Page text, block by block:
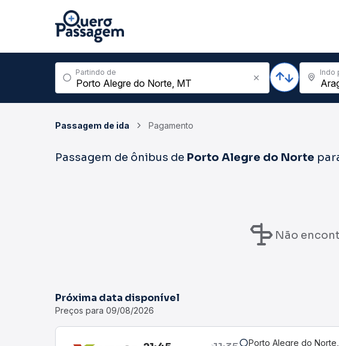
Partindo de Indo
Passagem de ida Pagamento
Passagem de ônibus de Porto Alegre do Norte
Não
Próxima data disponível
Preços para 09/08/2026
Porto Alegre do